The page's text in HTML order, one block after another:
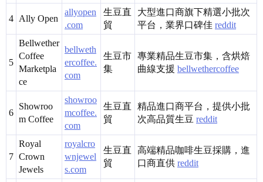
4 Ally Open
allyopen
.com
生豆直
貿
大型進口商旗下精選小批次
平台，業界口碑佳 reddit
5
Bellwether
Coffee
Marketpla
ce
bellweth
ercoffee.
com
生豆市
集
專業精品生豆市集，含烘焙
曲線支援 bellwethercoffee
6
Showroo
m Coffee
showroo
mcoffee.
com
生豆直
貿
精品進口商平台，提供小批
次高品質生豆 reddit
7
Royal
Crown
Jewels
royalcro
wnjewel
s.com
生豆直
貿
高端精品咖啡生豆採購，進
口商直供 reddit